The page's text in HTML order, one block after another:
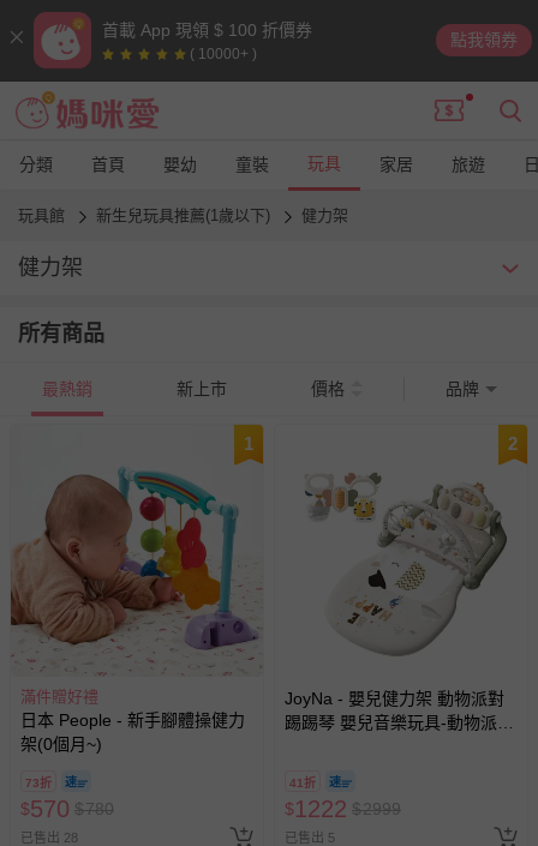
首載 App 現領 $ 100 折價券
( 10000+ )
點我領券
分類 首頁 嬰幼 童裝 玩具 家居 旅遊
玩具館 新生兒玩具推薦(1歲以下) 健力架
健力架
聲光效果，花樣太多了！只要在視線範圍內，把孩子放在健力架，
所有商品
最熱銷 新上市 價格 品牌
1
滿件贈好禮
日本 People - 新手腳體操健力
架(0個月~)
73折
$570 $780
已售出 28
2
JoyNa - 嬰兒健力架 動物派對
踢踢琴 嬰兒音樂玩具-動物派對
41折
$1222 $2999
已售出 5